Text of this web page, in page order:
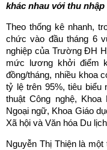
khác nhau với thu
Theo thống kê nhanh,
chức vào đầu tháng 6
nghiệp của Trường ĐH
mức lương khởi điểm
đồng/tháng, nhiều khoa
tỷ lệ trên 95%, tiêu
thuật Công nghệ,
Ngoại ngữ, Khoa Giáo
Xã hội và Văn hóa Du
Nguyễn Thị Thiện là